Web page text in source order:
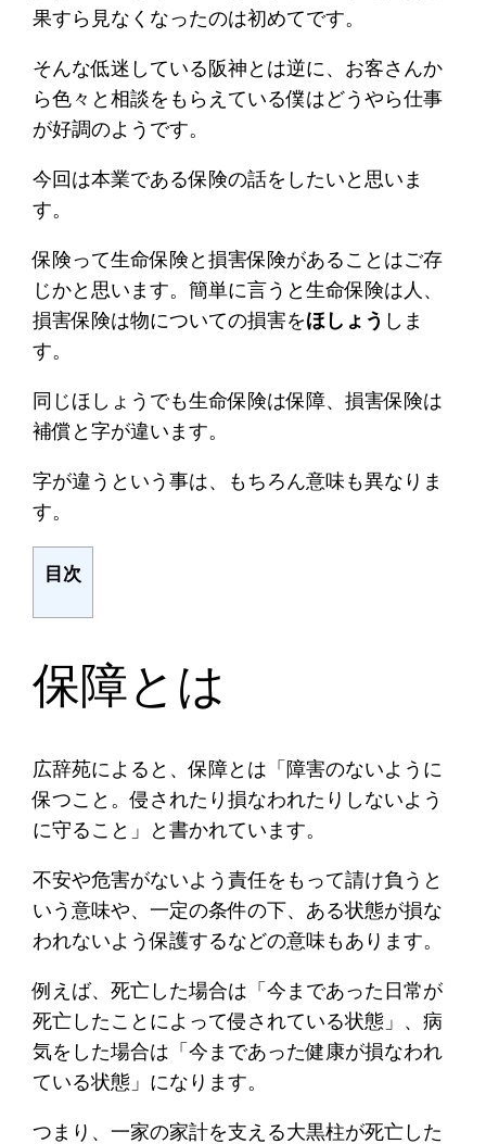
果すら見なくなったのは初めてです。
そんな低迷している阪神とは逆に、お客さんか
ら色々と相談をもらえている僕はどうやら仕事
が好調のようです。
今回は本業である保険の話をしたいと思いま
す。
保険って生命保険と損害保険があることはご存
じかと思います。簡単に言うと生命保険は人、
損害保険は物についての損害をほしょう しま
す。
同じほしょうでも生命保険は保障、損害保険は
補償と字が違います。
字が違うという事は、もちろん意味も異なりま
す。
目次
保障とは
広辞苑によると、保障とは「障害のないように
保つこと。侵されたり損なわれたりしないよう
に守ること」と書かれています。
不安や危害がないよう責任をもって請け負うと
いう意味や、一定の条件の下、ある状態が損な
われないよう保護するなどの意味もあります。
例えば、死亡した場合は「今まであった日常が
死亡したことによって侵されている状態」、病
気をした場合は「今まであった健康が損なわれ
ている状態」になります。
つまり、一家の家計を支える大黒柱が死亡した